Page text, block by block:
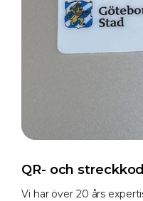
QR- och
Vi har över 20 års